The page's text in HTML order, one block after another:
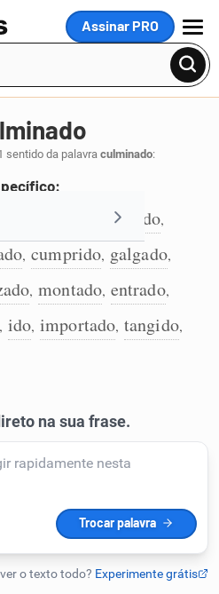
Assinar PRO
MENU
sentido da palavraculminado:
chegado,
, cumprido, galgado,
, montado, entrado,
ido, importado, tangido,